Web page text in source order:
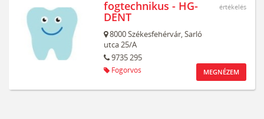
fogtechnikus - HG-
DENT
8000Székesfehérvár,Sarló
utca 25/A
9735 295
Fogorvos
értékelés
MEGNÉZEM